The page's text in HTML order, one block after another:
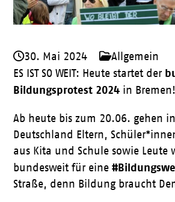
30. Mai 2024
Allgemein
ES IST SO WEIT: Heute startet der
Bildungsprotest 2024 in Bremen!
Ab heute bis zum 20.06. gehen
Deutschland Eltern,
aus Kita und Schule sowie Leute
bundesweit für eine
Straße, denn Bildung braucht